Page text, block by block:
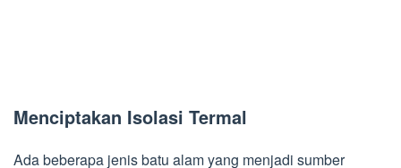
Menciptakan Isolasi Termal
Ada beberapa jenis batu alam yang menjadi sumber